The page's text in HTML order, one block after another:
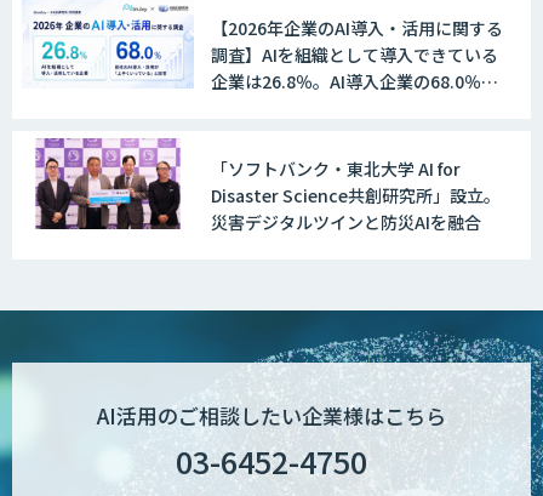
【2026年企業のAI導入・活用に関する
調査】AIを組織として導入できている
企業は26.8％。AI導入企業の68.0％
「ソフトバンク・東北大学 AI for
Disaster Science共創研究所」設立。
災害デジタルツインと防災AIを融合
AI活用のご相談したい企業様はこちら
03-6452-4750